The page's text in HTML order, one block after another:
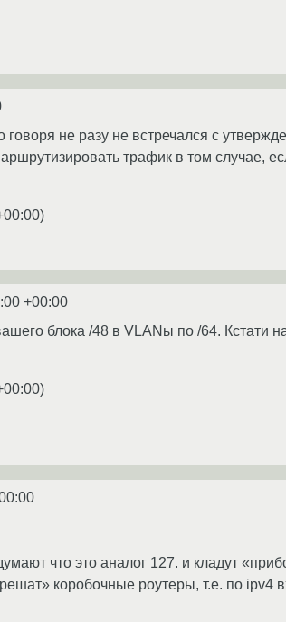
не разу не встречался с
трафик в том случае,
)
+00:00
блока /48 в VLANы по /64. Кстати
)
что это аналог 127. и кладут
коробочные роутеры, т.е. по ipv4